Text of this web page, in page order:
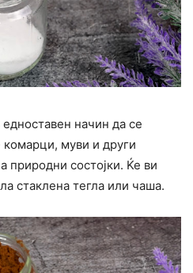
начин да се
муви и други
природни состојки. Ќе ви
стаклена тегла или чаша.